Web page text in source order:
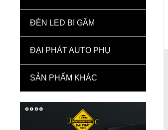
ĐÈN LED BI GẦM
ĐẠI PHÁT AUTO PHỤ
SẢN PHẨM KHÁC